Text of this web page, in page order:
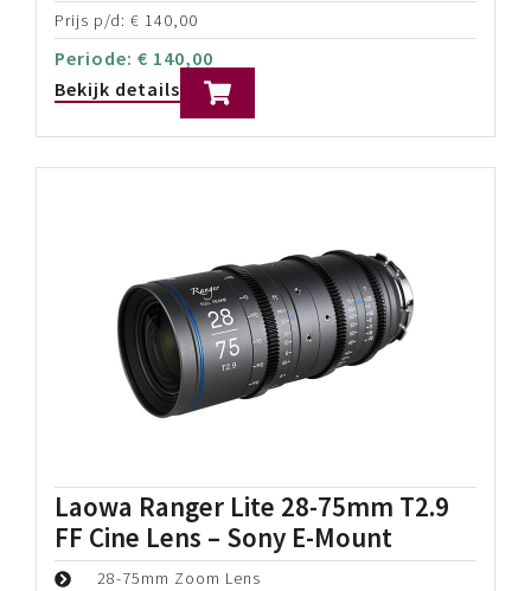
Prijs p/d: € 140,00
Periode: € 140,00
Bekijk details
Laowa Ranger Lite 28-75mm T2.9
FF Cine Lens – Sony E-Mount
28-75mm Zoom Lens